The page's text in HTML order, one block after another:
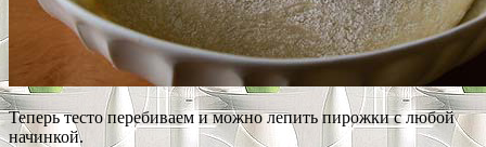
Теперь тесто перебиваем и можно лепить пирожки с любой
начинкой.